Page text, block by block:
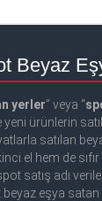
Beyaz
yerler” veya “
ürünlerin
satılan
el hem de sıfır
satış adı
eşya satan